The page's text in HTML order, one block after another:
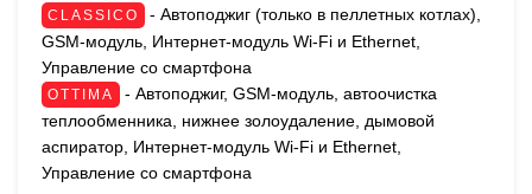
CLASSICO
- Автоподжиг (только в пеллетных котлах),
GSM-модуль, Интернет-модуль Wi-Fi и Ethernet,
Управление со смартфона
OTTIMA
- Автоподжиг, GSM-модуль, автоочистка
теплообменника, нижнее золоудаление, дымовой
аспиратор, Интернет-модуль Wi-Fi и Ethernet,
Управление со смартфона